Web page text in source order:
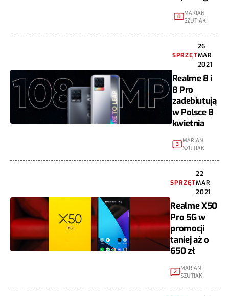
0
MARIAN
SZUTIAK
SPRZĘT
26
MAR
2021
Realme 8 i
8 Pro
zadebiutują
w Polsce 8
kwietnia
3 MARIAN
SZUTIAK
SPRZĘT
22
MAR
2021
Realme X50
Pro 5G w
promocji
taniej aż o
650 zł
2
MARIAN
SZUTIAK